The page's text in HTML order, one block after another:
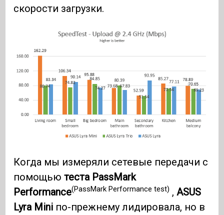
скорости загрузки.
Когда мы измеряли сетевые передачи с
помощьютеста PassMark
Performance(PassMark Performance test) , ASUS
Lyra Mini по-прежнему лидировала, но в